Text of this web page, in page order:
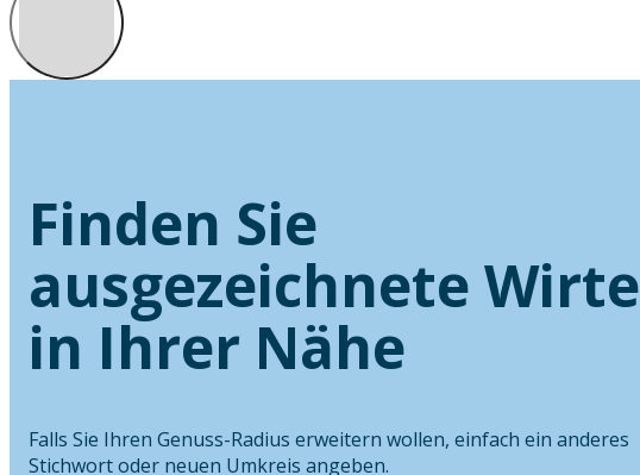
Finden Sie
ausgezeichnete Wirte
in Ihrer Nähe
Falls Sie Ihren Genuss-Radius erweitern wollen, einfach ein anderes
Stichwort oder neuen Umkreis angeben.